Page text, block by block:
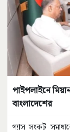
পাইপলাইনে
বাংলাদেশের
গ্যাস সংকট